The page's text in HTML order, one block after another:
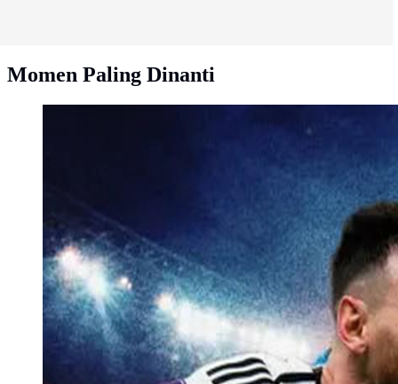
Momen Paling Dinanti